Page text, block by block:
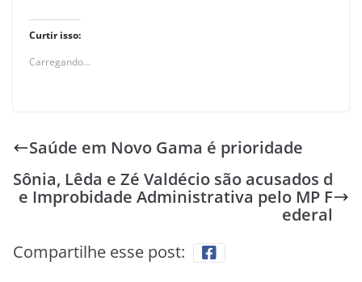
Curtir isso:
Carregando...
Saúde em Novo Gama é prioridade
Sônia, Lêda e Zé Valdécio são acusados d
e Improbidade Administrativa pelo MP F
ederal
Compartilhe esse post: